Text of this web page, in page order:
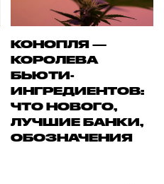
КОНОПЛЯ —
КОРОЛЕВА
БЬЮТИ-
ИНГРЕДИЕНТОВ:
ЧТО НОВОГО,
ЛУЧШИЕ БАНКИ,
ОБОЗНАЧЕНИЯ